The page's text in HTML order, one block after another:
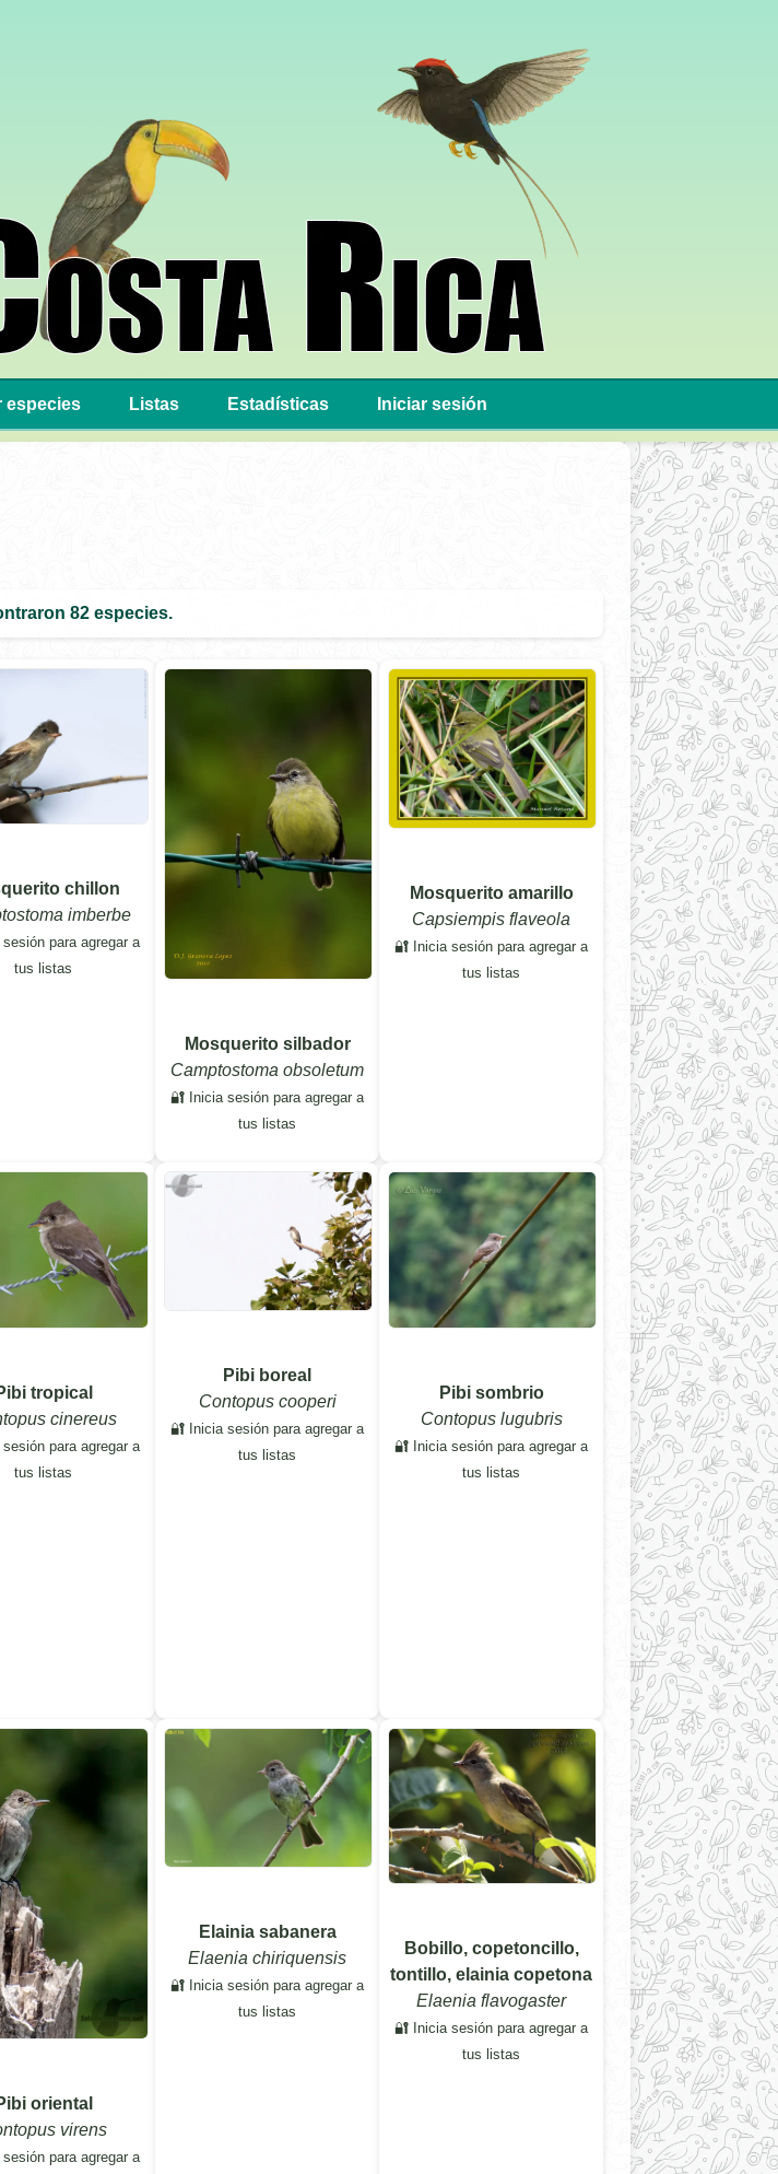
especies Listas Estadísticas Iniciar sesión
82especies.
chillon
imberbe
para agregar a
tus listas
Mosquerito silbador
Camptostoma obsoletum
🔐 Inicia sesión para agregar a
tus listas
Mosquerito amarillo
Capsiempis flaveola
🔐 Inicia sesión para agregar a
tus listas
tropical
cinereus
para agregar a
tus listas
Pibi boreal
Contopus cooperi
🔐 Inicia sesión para agregar a
tus listas
Pibi sombrio
Contopus lugubris
🔐 Inicia sesión para agregar a
tus listas
oriental
virens
para agregar a
Elainia sabanera
Elaenia chiriquensis
🔐 Inicia sesión para agregar a
tus listas
Bobillo, copetoncillo,
tontillo, elainia copetona
Elaenia flavogaster
🔐 Inicia sesión para agregar a
tus listas